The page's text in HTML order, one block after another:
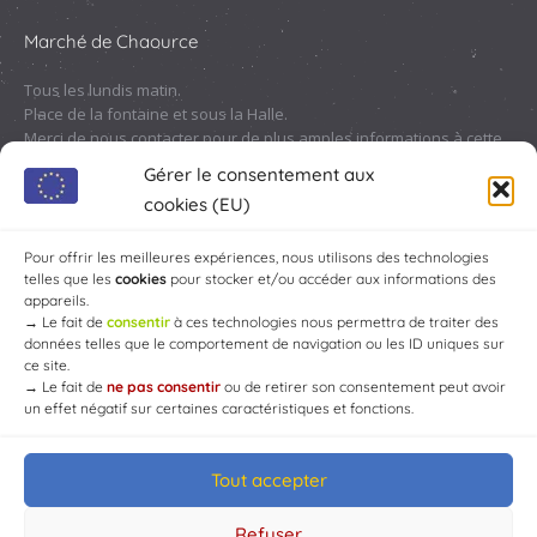
Gérer le consentement aux
cookies (EU)
Pour offrir les meilleures expériences, nous utilisons des technologies
telles que les cookies pour stocker et/ou accéder aux informations des
appareils.
→ Le fait de consentir à ces technologies nous permettra de traiter des
données telles que le comportement de navigation ou les ID uniques sur
ce site.
→ Le fait de ne pas consentir ou de retirer son consentement peut avoir
un effet négatif sur certaines caractéristiques et fonctions.
Tout accepter
Marché de Chaource
Tous les lundis matin.
Place de la fontaine et sous la Halle.
Merci de nous contacter pour de plus amples informations à cette
© Mairie de Chaource [2004-2024] | Tous droits réservés.
Developed byWEB3-DESIGN